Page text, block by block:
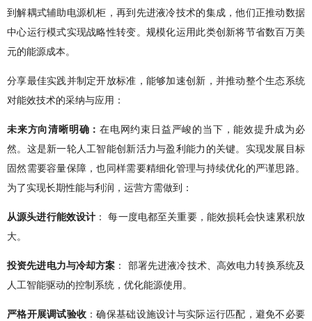
到解耦式辅助电源机柜，再到先进液冷技术的集成，他们正推动数据
中心运行模式实现战略性转变。规模化运用此类创新将节省数百万美
元的能源成本。
分享最佳实践并制定开放标准，能够加速创新，并推动整个生态系统
对能效技术的采纳与应用：
未来方向清晰明确：在电网约束日益严峻的当下，能效提升成为必
然。这是新一轮人工智能创新活力与盈利能力的关键。实现发展目标
固然需要容量保障，也同样需要精细化管理与持续优化的严谨思路。
为了实现长期性能与利润，运营方需做到：
从源头进行能效设计 ： 每一度电都至关重要，能效损耗会快速累积放
大。
投资先进电力与冷却方案 ： 部署先进液冷技术、高效电力转换系统及
人工智能驱动的控制系统，优化能源使用。
严格开展调试验收 ：确保基础设施设计与实际运行匹配，避免不必要